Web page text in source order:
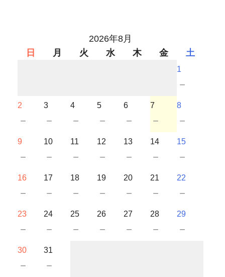
2026年8月
日
月 火 水 木 金 土
1
－
2
－
3
－
4
－
5
－
6
－
7
－
8
－
9
－
10
－
11
－
12
－
13
－
14
－
15
－
16
－
17
－
18
－
19
－
20
－
21
－
22
－
23
－
24
－
25
－
26
－
27
－
28
－
29
－
30
－
31
－